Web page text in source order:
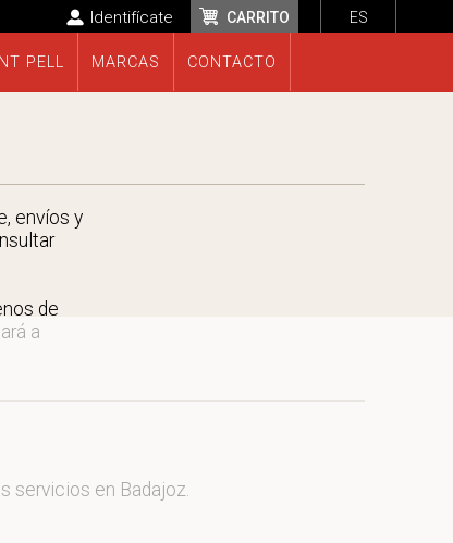
ES
CARRITO
Identifícate
PELL MARCAS CONTACTO
envíos y
de
a
servicios en Badajoz.